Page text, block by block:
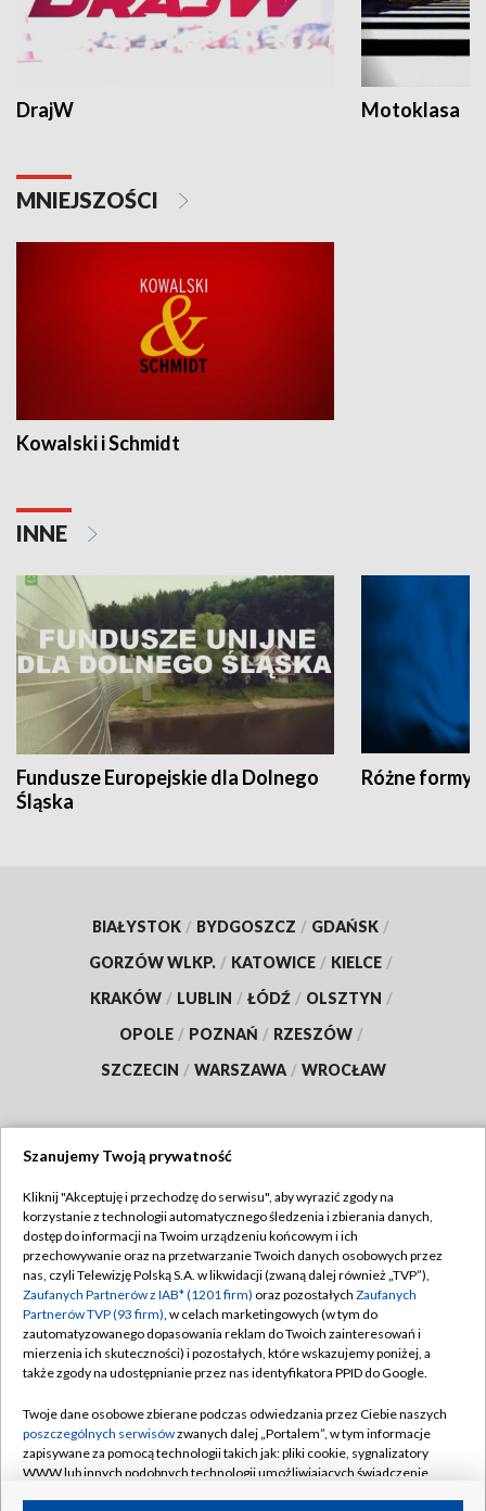
DrajW Motoklasa
MNIEJSZOŚCI
Kowalski i Schmidt
INNE
Fundusze Europejskie dla Dolnego
Śląska
Różne formy
BIAŁYSTOK / BYDGOSZCZ / GDAŃSK /
GORZÓW WLKP. / KATOWICE / KIELCE /
KRAKÓW / LUBLIN / ŁÓDŹ / OLSZTYN /
OPOLE / POZNAŃ / RZESZÓW /
SZCZECIN / WARSZAWA / WROCŁAW
TVP
Abonament TVP
Emisja w TVP
Centrum informacji TVP
Naziemna Telewizja Cyfrowa
Rada Programowa
System NOS
Informacje o nadawcy
Regulamin TVP
Polityka prywatności
Moje zgody
Pomoc
Kontakt
Kanały
Szanujemy Twoją prywatność
Kliknij "Akceptuję i przechodzę do serwisu", aby wyrazić zgody na
korzystanie z technologii automatycznego śledzenia i zbierania danych,
dostęp do informacji na Twoim urządzeniu końcowym i ich
przechowywanie oraz na przetwarzanie Twoich danych osobowych przez
nas, czyli Telewizję Polską S.A. w likwidacji (zwaną dalej również „TVP”),
Zaufanych Partnerów z IAB* (1201 firm) oraz pozostałych Zaufanych
Partnerów TVP (93 firm), w celach marketingowych (w tym do
zautomatyzowanego dopasowania reklam do Twoich zainteresowań i
mierzenia ich skuteczności) i pozostałych, które wskazujemy poniżej, a
także zgody na udostępnianie przez nas identyfikatora PPID do Google.
Twoje dane osobowe zbierane podczas odwiedzania przez Ciebie naszych
poszczególnych serwisówzwanych dalej „Portalem”, w tym informacje
zapisywane za pomocą technologii takich jak: pliki cookie, sygnalizatory
WWW lub innych podobnych technologii umożliwiających świadczenie